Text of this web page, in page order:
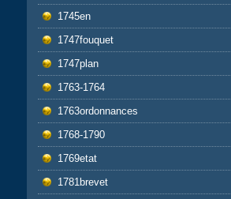
1745en
1747fouquet
1747plan
1763-1764
1763ordonnances
1768-1790
1769etat
1781brevet